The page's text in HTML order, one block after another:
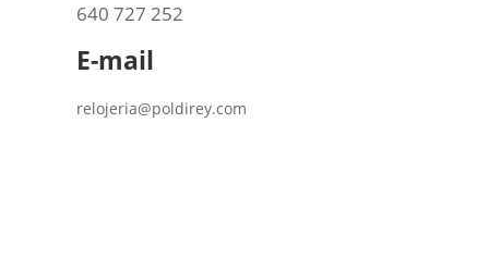
640 727 252
E-mail
relojeria@poldirey.com